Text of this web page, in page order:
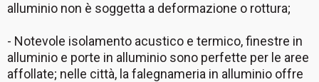
alluminio non è soggetta a deformazione o rottura;
- Notevole isolamento acustico e termico, finestre in
alluminio e porte in alluminio sono perfette per le aree
affollate; nelle città, la falegnameria in alluminio offre